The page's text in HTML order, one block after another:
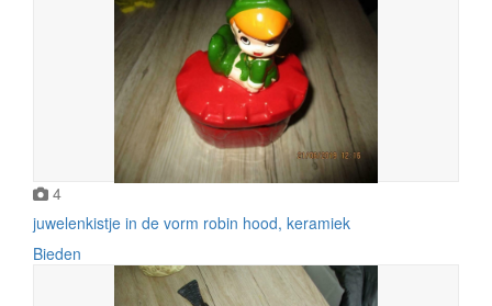
4
juwelenkistje in de vorm robin hood, keramiek
Bieden